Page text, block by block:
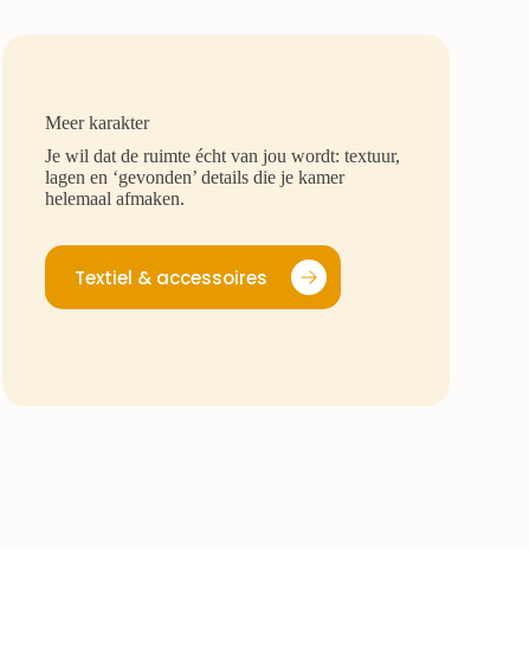
Meer karakter
Je wil dat de ruimte écht van jou wordt: textuur,
lagen en ‘gevonden’ details die je kamer
helemaal afmaken.
Textiel & accessoires